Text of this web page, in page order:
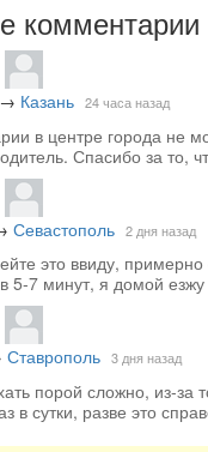
комментарии
→ Казань 24 часа назад
в центре города не
Спасибо за то,
Севастополь 2 дня назад
это ввиду,
7 минут, я домой
Ставрополь 3 дня назад
порой сложно, из-за
в сутки, разве это